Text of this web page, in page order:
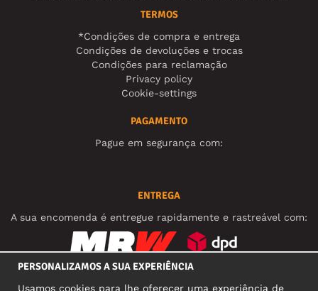
TERMOS
*Condições de compra e entrega
Condições de devoluções e trocas
Condições para reclamação
Privacy policy
Cookie-settings
PAGAMENTO
Pague em segurança com:
ENTREGA
A sua encomenda é entregue rapidamente e rastreável com:
PERSONALIZAMOS A SUA EXPERIÊNCIA
Usamos cookies para lhe oferecer uma experiência de